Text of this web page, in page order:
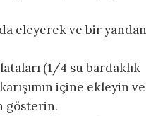
da eleyerek ve bir yandan
(1/4 su bardaklık
içine ekleyin ve
gösterin.